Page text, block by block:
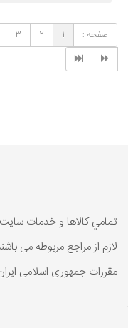
صفحه : 1
2
3
تمامي كالاها و خدمات
لازم از مراجع مربوطه می
مقررات جمهوری اسلامی